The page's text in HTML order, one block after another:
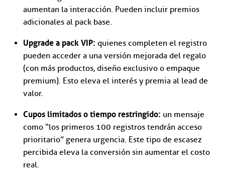
aumentan la interacción. Pueden incluir premios
adicionales al pack base.
Upgrade a pack VIP: quienes completen el registro
pueden acceder a una versión mejorada del regalo
(con más productos, diseño exclusivo o empaque
premium). Esto eleva el interés y premia al lead de
valor.
Cupos limitados o tiempo restringido: un mensaje
como “los primeros 100 registros tendrán acceso
prioritario” genera urgencia. Este tipo de escasez
percibida eleva la conversión sin aumentar el costo
real.